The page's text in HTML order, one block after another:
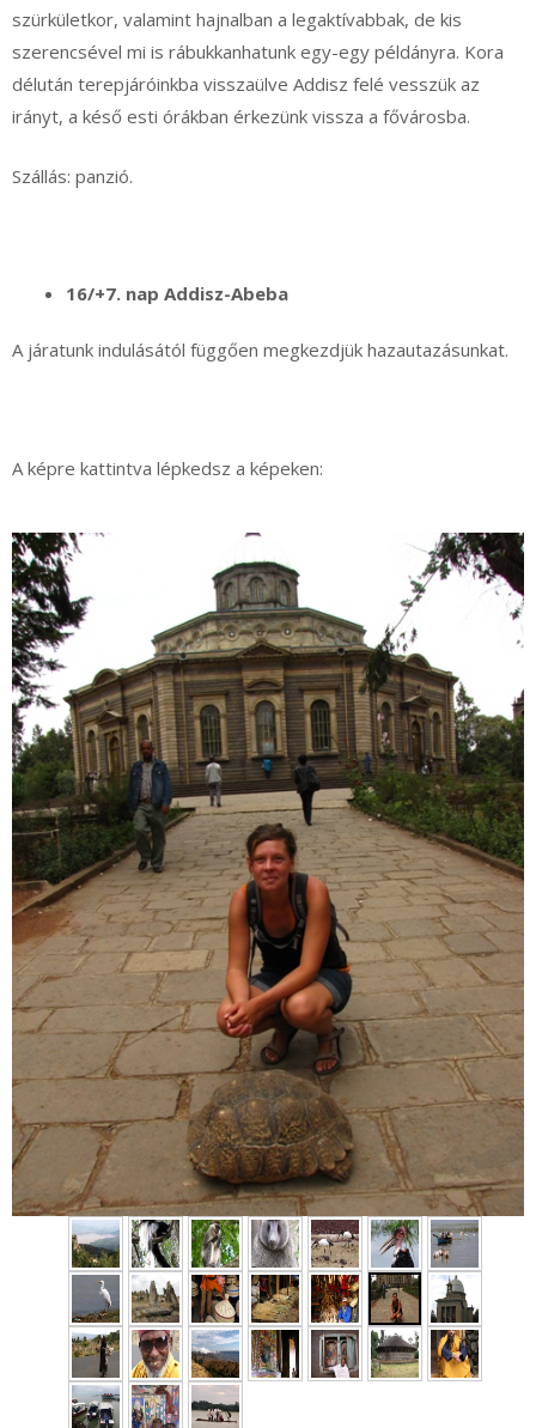
szürkületkor, valamint hajnalban a legaktívabbak, de kis
szerencsével mi is rábukkanhatunk egy-egy példányra. Kora
délután terepjáróinkba visszaülve Addisz felé vesszük az
irányt, a késő esti órákban érkezünk vissza a fővárosba.
Szállás: panzió.
16/+7. nap Addisz-Abeba
A járatunk indulásától függően megkezdjük hazautazásunkat.
A képre kattintva lépkedsz a képeken: